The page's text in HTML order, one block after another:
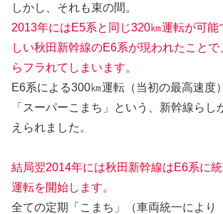
しかし、それも束の間。
2013年にはE5系と同じ320㎞運転が可能
しい秋田新幹線のE6系が現われたこと
らフラれてしまいます。
E6系による300㎞運転（当初の最高速度
「スーパーこまち」という、新幹線らし
えられました。
結局翌2014年には秋田新幹線はE6系に
運転を開始します。
全ての定期「こまち」（車両統一により